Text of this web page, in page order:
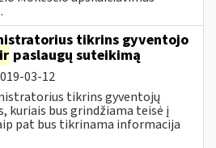
tikrins gyventojo
ir paslaugų suteikimą
03-12
tikrins gyventojų
kuriais bus grindžiama teisė į
pat bus tikrinama informacija